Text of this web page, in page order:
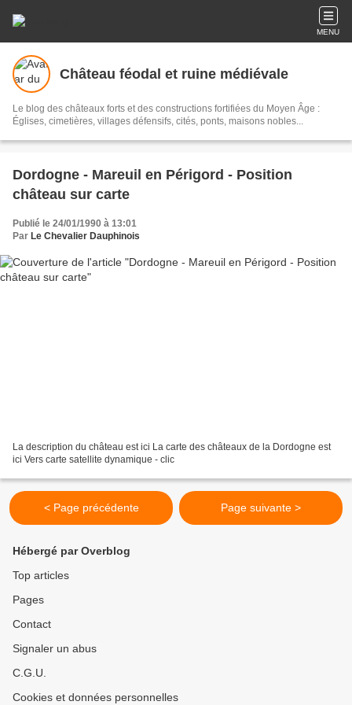
MENU
Château féodal et ruine médiévale
Le blog des châteaux forts et des constructions fortifiées du Moyen Âge :
Églises, cimetières, villages défensifs, cités, ponts, maisons nobles...
Dordogne - Mareuil en Périgord - Position
château sur carte
Publié le 24/01/1990 à 13:01
Par Le Chevalier Dauphinois
La description du château est ici La carte des châteaux de la Dordogne est
ici Vers carte satellite dynamique - clic
< Page précédente Page suivante >
Hébergé par Overblog
Top articles
Pages
Contact
Signaler un abus
C.G.U.
Cookies et données personnelles